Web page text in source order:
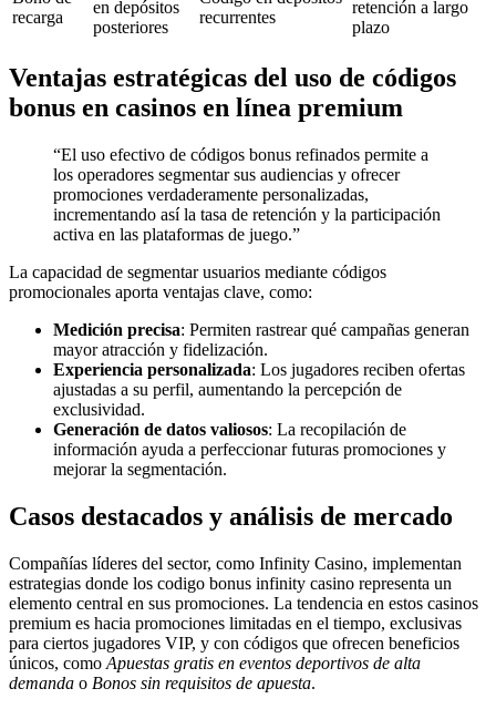
recarga
en depósitos
posteriores
recurrentes
retención a largo
plazo
Ventajas estratégicas del uso de códigos
bonus en casinos en línea premium
“El uso efectivo de códigos bonus refinados permite a
los operadores segmentar sus audiencias y ofrecer
promociones verdaderamente personalizadas,
incrementando así la tasa de retención y la participación
activa en las plataformas de juego.”
La capacidad de segmentar usuarios mediante códigos
promocionales aporta ventajas clave, como:
Medición precisa: Permiten rastrear qué campañas generan
mayor atracción y fidelización.
Experiencia personalizada: Los jugadores reciben ofertas
ajustadas a su perfil, aumentando la percepción de
exclusividad.
Generación de datos valiosos: La recopilación de
información ayuda a perfeccionar futuras promociones y
mejorar la segmentación.
Casos destacados y análisis de mercado
Compañías líderes del sector, como Infinity Casino, implementan
estrategias donde los codigo bonus infinity casino representa un
elemento central en sus promociones. La tendencia en estos casinos
premium es hacia promociones limitadas en el tiempo, exclusivas
para ciertos jugadores VIP, y con códigos que ofrecen beneficios
únicos, como Apuestas gratis en eventos deportivos de alta
demanda o Bonos sin requisitos de apuesta.